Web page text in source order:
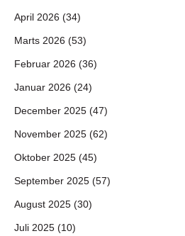
April 2026 (34)
Marts 2026 (53)
Februar 2026 (36)
Januar 2026 (24)
December 2025 (47)
November 2025 (62)
Oktober 2025 (45)
September 2025 (57)
August 2025 (30)
Juli 2025 (10)